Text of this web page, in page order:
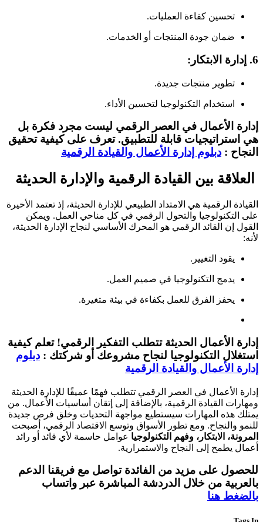
تحسين كفاءة العمليات.
ضمان جودة المنتجات أو الخدمات.
6. إدارة الابتكار :
تطوير منتجات جديدة.
استخدام التكنولوجيا لتحسين الأداء.
إدارة الأعمال في العصر الرقمي ليست مجرد فكرة بل
هي استراتيجيات قابلة للتطبيق. تعرف على كيفية تحقيق
النجاح : دبلوم إدارة الأعمال والقيادة الرقمية
العلاقة بين القيادة الرقمية والإدارة الحديثة
القيادة الرقمية هي الامتداد الطبيعي للإدارة الحديثة، إذ تعتمد الأخيرة
على التكنولوجيا والتحول الرقمي في كل مناحي العمل. ويمكن
القول إن القائد الرقمي هو المحرك الأساسي لنجاح الإدارة الحديثة،
لأنه:
يقود التغيير.
يدمج التكنولوجيا في صميم العمل.
يحفز الفرق للعمل بكفاءة في بيئة متغيرة.
إدارة الأعمال الحديثة تتطلب التفكير الرقمي! تعلم كيفية
استغلال التكنولوجيا لنجاح مشروعك أو شركتك : دبلوم
إدارة الأعمال والقيادة الرقمية
إدارة الأعمال في العصر الرقمي تتطلب فهمًا عميقًا للإدارة الحديثة
ومهارات القيادة الرقمية، بالإضافة إلى إتقان أساسيات الأعمال. من
يمتلك هذه المهارات سيستطيع مواجهة التحديات وخلق فرص جديدة
للنمو والنجاح. ومع تطور الأسواق وتوسع الاقتصاد الرقمي، أصبحت
المرونة، الابتكار، وفهم التكنولوجيا عوامل حاسمة لأي قائد أو رائد
أعمال يطمح إلى النجاح والاستمرارية.
للحصول على مزيد من الفائدة تواصل مع فريقنا الدعم
بالعربية من خلال الدردشة المباشرة عبر واتساب
بالضغط هنا